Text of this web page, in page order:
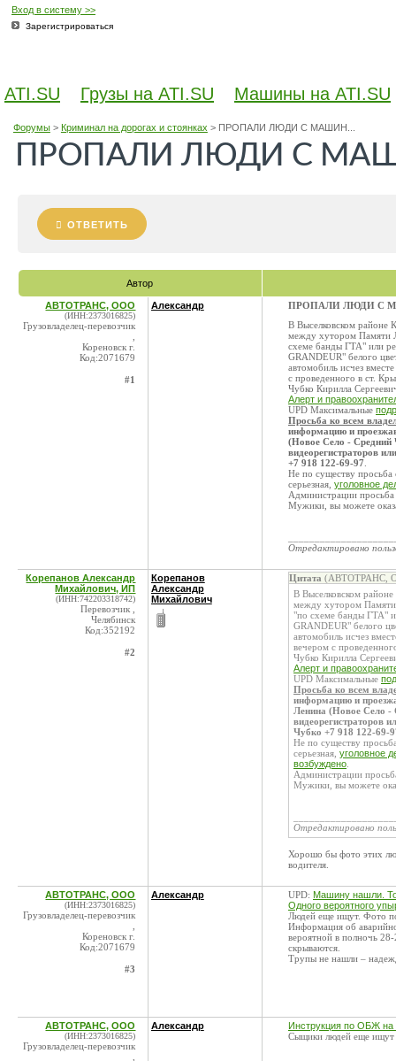
Вход в систему >>
Зарегистрироваться
ATI.SU Грузы на ATI.SU Машины на ATI.SU
Форумы> Криминал на дорогах и стоянках > ПРОПАЛИ ЛЮДИ С МАШИН...
ПРОПАЛИ ЛЮДИ С
ОТВЕТИТЬ
Автор
АВТОТРАНС, ООО
(ИНН:2373016825)
Грузовладелец-перевозчик
Кореновск г.
Код:2071679
#1
Александр
ПРОПАЛИ ЛЮДИ С
В Выселковском районе
между хутором Памяти
схеме банды ГТА" или
GRANDEUR" белого
автомобиль исчез
с проведенного в ст.
Чубко Кирилла
Алерт и
UPD Максимальные
Просьба ко всем
информацию и
(Новое Село - Средний
видеорегистраторов
+7 918 122-69-97
Не по существу просьба
серьезная, уголовное
Администрации просьба
Мужики, вы можете
Отредактировано
Корепанов Александр
Михайлович, ИП
(ИНН:742203318742)
Перевозчик ,
Челябинск
Код:352192
#2
Корепанов
Александр
Михайлович
Цитата (АВТОТРАНС,
В Выселковском
между хутором Памяти
"по схеме банды ГТА"
GRANDEUR" белого
автомобиль исчез
вечером с
Чубко Кирилла
Алерт и
UPD Максимальные
Просьба ко всем
информацию и
Ленина (Новое Село -
видеорегистраторов
Чубко +7 918 122-69-
Не по существу
серьезная, уголовное
возбуждено
Администрации
Мужики, вы можете
Отредактировано
Хорошо бы фото этих
водителя.
АВТОТРАНС, ООО
(ИНН:2373016825)
Грузовладелец-перевозчик
Кореновск г.
Код:2071679
#3
Александр UPD: Машину нашли.
Одного вероятного
Людей еще ищут. Фото
Информация об
вероятной в полночь
скрываются.
Трупы не нашли –
АВТОТРАНС, ООО
(ИНН:2373016825)
Грузовладелец-перевозчик
Александр
Инструкция по ОБЖ на
Сыщики людей еще ищут